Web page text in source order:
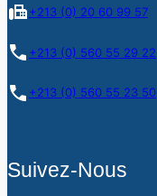
+213 (0) 20 60 99 57
+213 (0) 560 55 29 22
+213 (0) 560 55 23 50
Suivez-Nous